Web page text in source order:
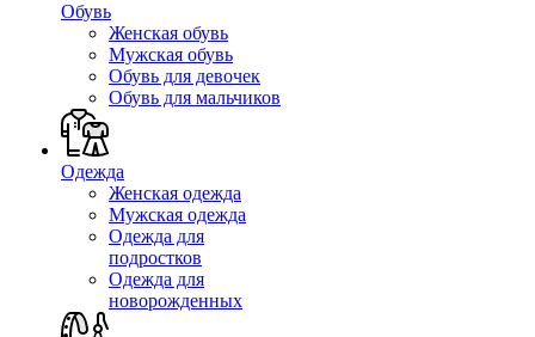
Обувь
Женская обувь
Мужская обувь
Обувь для девочек
Обувь для мальчиков
Одежда
Женская одежда
Мужская одежда
Одежда для
подростков
Одежда для
новорожденных